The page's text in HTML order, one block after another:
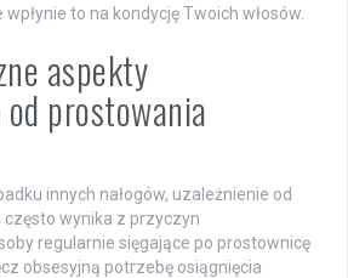
to na kondycję Twoich włosów.
aspekty
prostowania
innych nałogów, uzależnienie od
często wynika z przyczyn
regularnie sięgające po prostownicę
obsesyjną potrzebę osiągnięcia